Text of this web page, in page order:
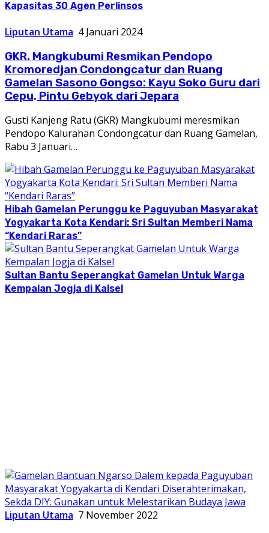
Kapasitas 30 Agen Perlinsos
Liputan Utama 4 Januari 2024
GKR. Mangkubumi Resmikan Pendopo
Kromoredjan Condongcatur dan Ruang
Gamelan Sasono Gongso: Kayu Soko Guru dari
Cepu, Pintu Gebyok dari Jepara
Gusti Kanjeng Ratu (GKR) Mangkubumi meresmikan
Pendopo Kalurahan Condongcatur dan Ruang Gamelan,
Rabu 3 Januari…
Hibah Gamelan Perunggu ke Paguyuban Masyarakat
Yogyakarta Kota Kendari: Sri Sultan Memberi Nama
“Kendari Raras”
Sultan Bantu Seperangkat Gamelan Untuk Warga
Kempalan Jogja di Kalsel
Liputan Utama 7 November 2022